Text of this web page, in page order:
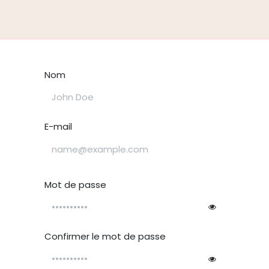
Nom
E-mail
Mot de passe
Confirmer le mot de passe